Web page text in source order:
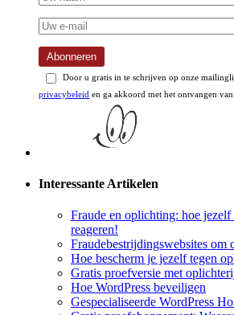
Abonneren
Door u gratis in te schrijven op onze
privacybeleid en ga akkoord met het ontvangen
Interessante Artikelen
Fraude en oplichting: hoe jezelf
reageren!
Fraudebestrijdingswebsites om
Hoe bescherm je jezelf tegen
Gratis proefversie met
Hoe WordPress beveiligen
Gespecialiseerde WordPress